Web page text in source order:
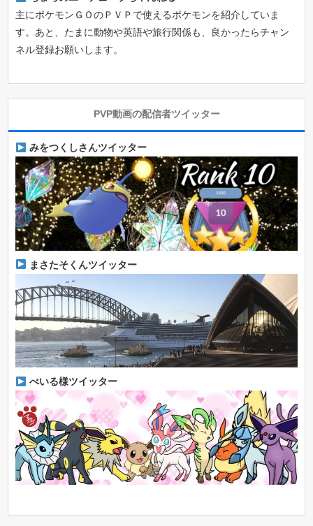
主にポケモンＧＯのＰＶＰで使えるポケモンを紹介していま
す。あと、たまに動物や英語や旅行関係も、良かったらチャン
ネル登録お願いします。
PVP動画の配信者ツイッター
みをつくしさんツイッター
まさたそくんツイッター
べいる様ツイッター